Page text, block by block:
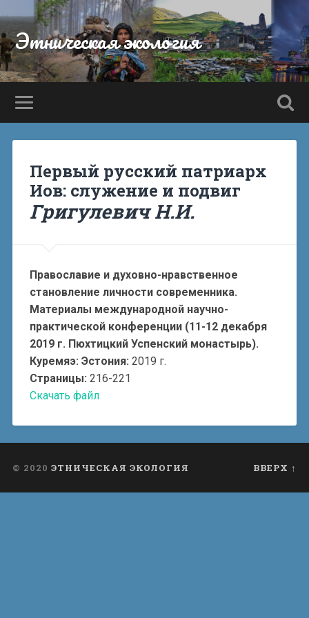
Этническая экология
Первый русский патриарх
Иов: служение и подвиг
Григулевич Н.И.
Православие и духовно-нравственное
становление личности современника.
Материалы международной научно-
практической конференции (11-12 декабря
2019 г. Пюхтицкий Успенский монастырь).
Куремяэ: Эстония: 2019 г.
Страницы: 216-221
Скачать файл
© 2020 ЭТНИЧЕСКАЯ ЭКОЛОГИЯ ВВЕРХ ↑